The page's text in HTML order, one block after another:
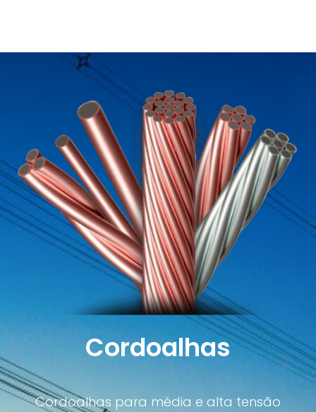
Cordoalhas
Cordoalhas para média e alta tensão